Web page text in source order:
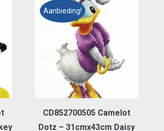
Aanbieding!
CD852700505 Camelot
Dotz – 31cmx43cm Daisy